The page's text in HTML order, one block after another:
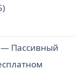
― Пассивный